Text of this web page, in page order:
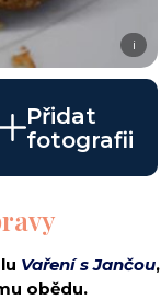
i
Přidat
fotografii
Vaření s Jančou,
obědu.